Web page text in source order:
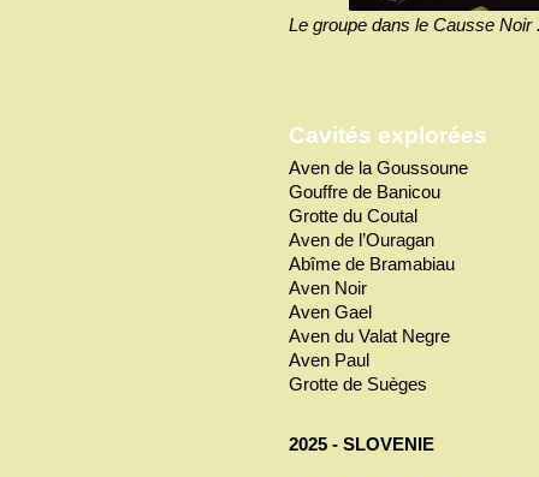
Le groupe dans le Causse Noir
Cavités explorées
Aven de la Goussoune
Gouffre de Banicou
Grotte du Coutal
Aven de l’Ouragan
Abîme de Bramabiau
Aven Noir
Aven Gael
Aven du Valat Negre
Aven Paul
Grotte de Suèges
2025 - SLOVENIE